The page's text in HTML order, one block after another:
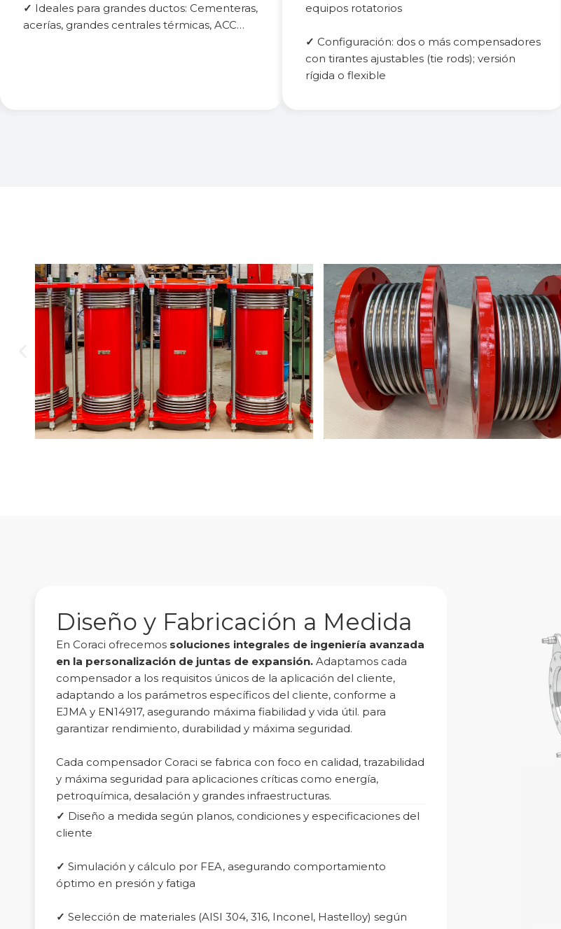
✓ Ideales para grandes ductos: Cementeras,
acerías, grandes centrales térmicas, ACC…
equipos rotatorios
✓ Configuración: dos o más compensadores
con tirantes ajustables (tie rods); versión
rígida o flexible
Diseño y Fabricación a Medida
En Coraci ofrecemos soluciones integrales de ingeniería avanzada
en la personalización de juntas de expansión. Adaptamos cada
compensador a los requisitos únicos de la aplicación del cliente,
adaptando a los parámetros específicos del cliente, conforme a
EJMA y EN14917, asegurando máxima fiabilidad y vida útil. para
garantizar rendimiento, durabilidad y máxima seguridad.
Cada compensador Coraci se fabrica con foco en calidad, trazabilidad
y máxima seguridad para aplicaciones críticas como energía,
petroquímica, desalación y grandes infraestructuras.
✓ Diseño a medida según planos, condiciones y especificaciones del
cliente
✓ Simulación y cálculo por FEA, asegurando comportamiento
óptimo en presión y fatiga
✓ Selección de materiales (AISI 304, 316, Inconel, Hastelloy) según